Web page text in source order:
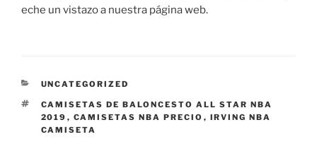
eche un vistazo a nuestra página web.
CATEGORÍAS
UNCATEGORIZED
ETIQUETAS
CAMISETAS DE BALONCESTO ALL STAR NBA
2019 , CAMISETAS NBA PRECIO , IRVING NBA
CAMISETA